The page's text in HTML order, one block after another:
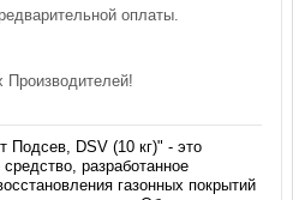
оплаты.
Производителей!
Подсев, DSV (10 кг)" - это
разработанное
газонных покрытий